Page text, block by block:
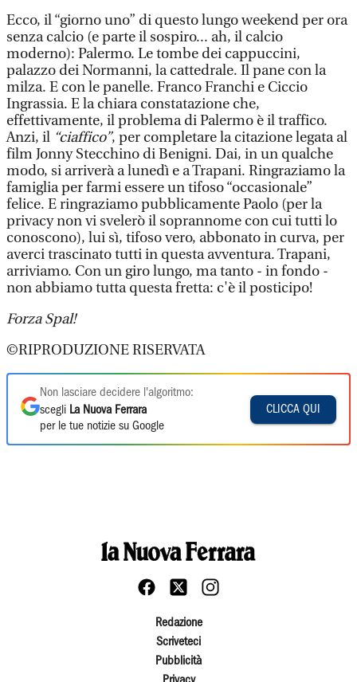
Ecco, il “giorno uno” di questo lungo weekend per ora
senza calcio (e parte il sospiro... ah, il calcio
moderno): Palermo. Le tombe dei cappuccini,
palazzo dei Normanni, la cattedrale. Il pane con la
milza. E con le panelle. Franco Franchi e Ciccio
Ingrassia. E la chiara constatazione che,
effettivamente, il problema di Palermo è il traffico.
Anzi, il “ciaffico”, per completare la citazione legata al
film Jonny Stecchino di Benigni. Dai, in un qualche
modo, si arriverà a lunedì e a Trapani. Ringraziamo la
famiglia per farmi essere un tifoso “occasionale”
felice. E ringraziamo pubblicamente Paolo (per la
privacy non vi svelerò il soprannome con cui tutti lo
conoscono), lui sì, tifoso vero, abbonato in curva, per
averci trascinato tutti in questa avventura. Trapani,
arriviamo. Con un giro lungo, ma tanto - in fondo -
non abbiamo tutta questa fretta: c'è il posticipo!
Forza Spal!
©RIPRODUZIONE RISERVATA
Non lasciare decidere l'algoritmo:
scegli La Nuova Ferrara
per le tue notizie su Google
CLICCA QUI
Redazione
Scriveteci
Pubblicità